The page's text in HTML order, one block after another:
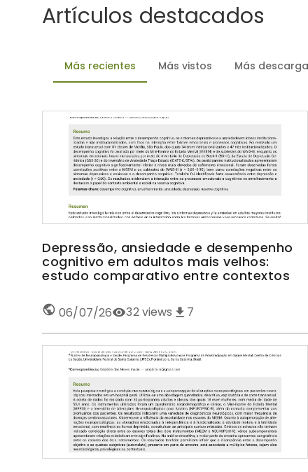
Artículos destacados
Más recientes Más vistos Más
Depressão, ansiedade e desempenho
cognitivo em adultos mais velhos:
estudo comparativo entre contextos
06/07/26 32views 7